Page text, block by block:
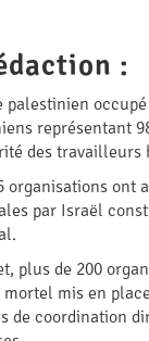
:
palestinien
représentant
des travailleurs
organisations ont
par Israël
plus de 200
mis en
de coordination